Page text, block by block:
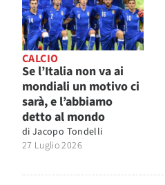
CALCIO
Se l’Italia non va ai
mondiali un motivo ci
sarà, e l’abbiamo
detto al mondo
di Jacopo Tondelli
27 Luglio 2026